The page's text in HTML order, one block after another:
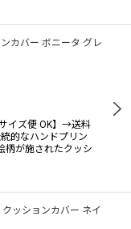
カバー ボニータ グレ
イズ便 OK】→送料
的なハンドプリン
柄が施されたクッシ
ッションカバー ネイ